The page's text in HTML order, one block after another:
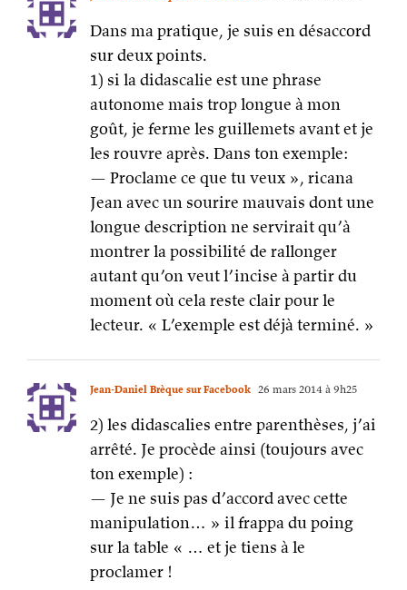
Dans ma pratique, je suis en désaccord
sur deux points.
1) si la didascalie est une phrase
autonome mais trop longue à mon
goût, je ferme les guillemets avant et je
les rouvre après. Dans ton exemple:
— Proclame ce que tu veux », ricana
Jean avec un sourire mauvais dont une
longue description ne servirait qu’à
montrer la possibilité de rallonger
autant qu’on veut l’incise à partir du
moment où cela reste clair pour le
lecteur. « L’exemple est déjà terminé. »
Jean-Daniel Brèque sur Facebook 26 mars 2014 à 9h25
2) les didascalies entre parenthèses, j’ai
arrêté. Je procède ainsi (toujours avec
ton exemple) :
— Je ne suis pas d’accord avec cette
manipulation… » il frappa du poing
sur la table « … et je tiens à le
proclamer !